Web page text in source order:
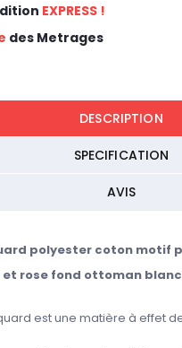
EXPRESS !
des Metrages
DESCRIPTION
SPECIFICATION
AVIS
polyester coton motif
et rose fond ottoman
est une matière à effet